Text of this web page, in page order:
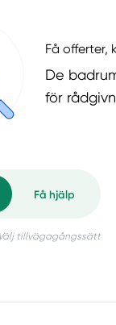
Få offerter,
De
för